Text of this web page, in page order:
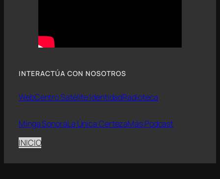
INTERACTÚA CON NOSOTROS
WebCentro Satélite IdentidadRadioteca
Minga SonoraLa Única CertezaMás Podcast
INICIO